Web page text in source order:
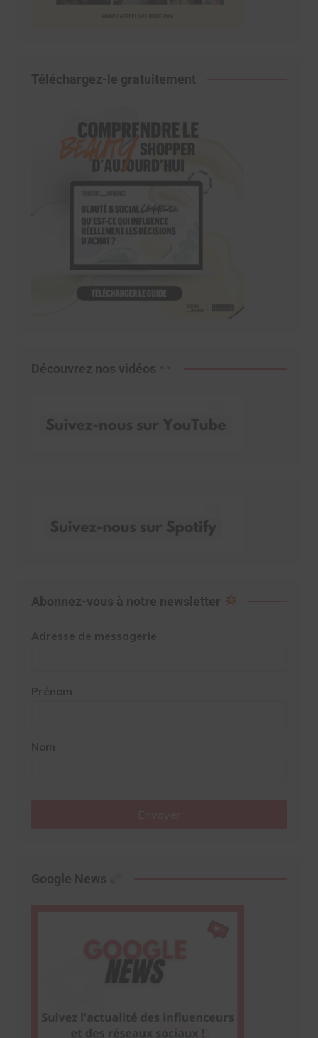
Téléchargez-le gratuitement
Découvrez nos vidéos
Abonnez-vous à notre newsletter
Adresse de messagerie
Prénom
Nom
Google News